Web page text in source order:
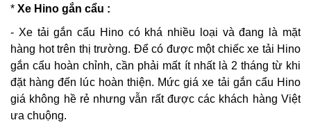
* Xe Hino gắn cẩu :
- Xe tải gắn cẩu Hino có khá nhiều loại và đang là mặt
hàng hot trên thị trường. Để có được một chiếc xe tải Hino
gắn cẩu hoàn chỉnh, cần phải mất ít nhất là 2 tháng từ khi
đặt hàng đến lúc hoàn thiện. Mức giá xe tải gắn cẩu Hino
giá không hề rẻ nhưng vẫn rất được các khách hàng Việt
ưa chuộng.